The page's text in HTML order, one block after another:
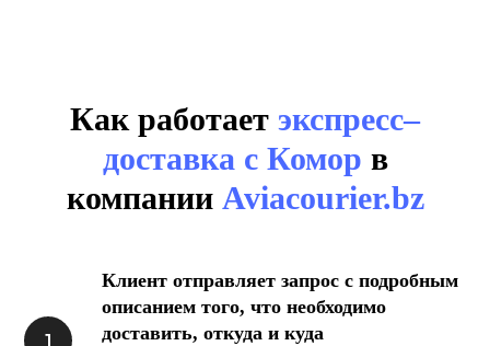
Как работает экспресс–
доставка с Комор в
компании Aviacourier.bz
Клиент отправляет запрос с подробным
описанием того, что необходимо
доставить, откуда и куда